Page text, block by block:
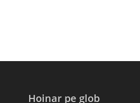
Hoinar pe glob